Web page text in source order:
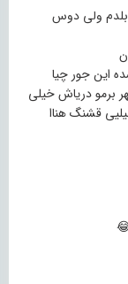
ولی دوس
این جور چیا
برمو دریاش خیلی
قشنگ هناا